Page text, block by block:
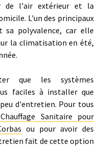
de l'air extérieur et la
L'un des principaux
sa polyvalence, car elle
la climatisation en été,
que les systèmes
faciles à installer que
d'entretien. Pour tous
Sanitaire pour
ou pour avoir des
fait de cette option